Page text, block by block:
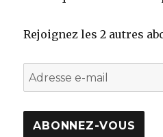
Rejoignez les 2 autres
Adresse
e-
mail
ABONNEZ-VOUS